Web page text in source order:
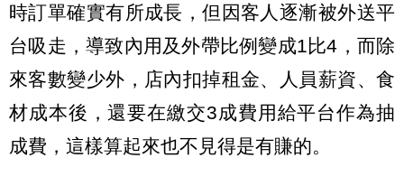
時訂單確實有所成長，但因客人逐漸被外送平
台吸走，導致內用及外帶比例變成1比4，而除
來客數變少外，店內扣掉租金、人員薪資、食
材成本後，還要在繳交3成費用給平台作為抽
成費，這樣算起來也不見得是有賺的。